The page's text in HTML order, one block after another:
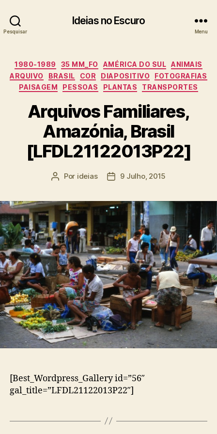
Pesquisar
Ideias no Escuro
Menu
Categorias
1980-1989 35 MM_FO AMÉRICA DO SUL ANIMAIS
ARQUIVO
BRASIL COR DIAPOSITIVO
FOTOGRAFIAS
PAISAGEM
PESSOAS PLANTAS TRANSPORTES
Arquivos Familiares,
Amazónia, Brasil
[LFDL21122013P22]
Autor
Por ideias
Data9 Julho, 2015
[Best_Wordpress_Gallery id=”56″
gal_title=”LFDL21122013P22″]